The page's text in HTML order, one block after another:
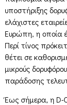
υποστήριξης
ελάχιστες
Ευρώπη, η οποία
Περί τίνος
θέτει σε
μικρούς
παράδοσης
Έως σήμερα, η D-